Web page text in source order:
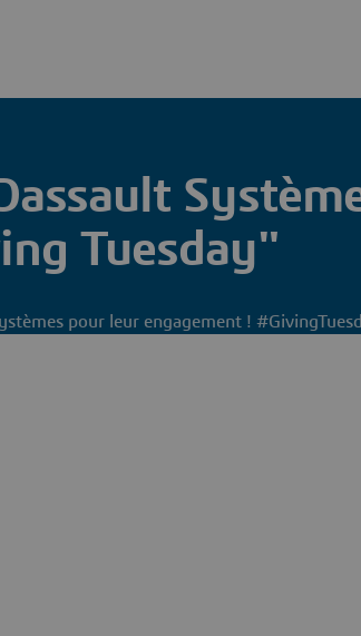
Tuesday"
pour leur engagement !